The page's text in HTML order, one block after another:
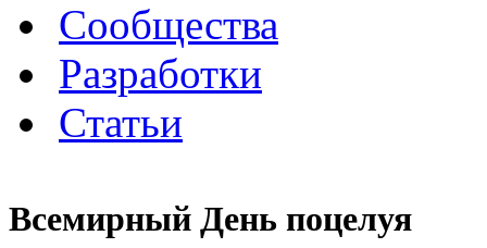
Сообщества
Разработки
Статьи
Всемирный День поцелуя